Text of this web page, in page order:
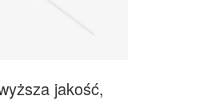
jakość,